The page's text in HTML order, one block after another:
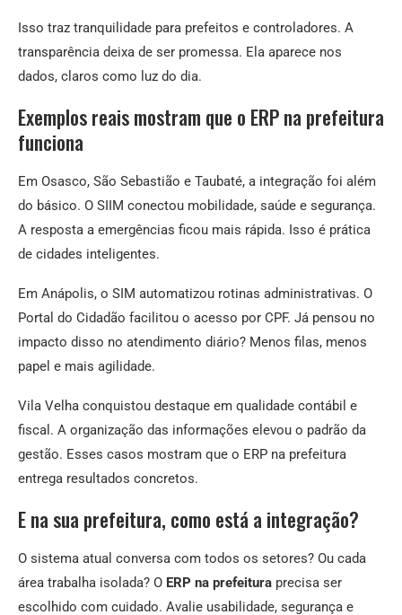
Isso traz tranquilidade para prefeitos e controladores. A
transparência deixa de ser promessa. Ela aparece nos
dados, claros como luz do dia.
Exemplos reais mostram que o ERP na prefeitura
funciona
Em Osasco, São Sebastião e Taubaté, a integração foi além
do básico. O SIIM conectou mobilidade, saúde e segurança.
A resposta a emergências ficou mais rápida. Isso é prática
de cidades inteligentes.
Em Anápolis, o SIM automatizou rotinas administrativas. O
Portal do Cidadão facilitou o acesso por CPF. Já pensou no
impacto disso no atendimento diário? Menos filas, menos
papel e mais agilidade.
Vila Velha conquistou destaque em qualidade contábil e
fiscal. A organização das informações elevou o padrão da
gestão. Esses casos mostram que o ERP na prefeitura
entrega resultados concretos.
E na sua prefeitura, como está a integração?
O sistema atual conversa com todos os setores? Ou cada
área trabalha isolada? O ERP na prefeitura precisa ser
escolhido com cuidado. Avalie usabilidade, segurança e